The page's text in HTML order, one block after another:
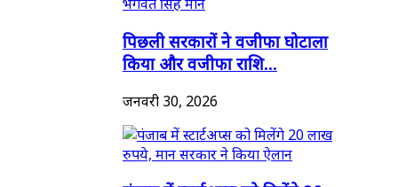
पिछली सरकारों ने वजीफा घोटाला
किया और वजीफा राशि...
जनवरी 30, 2026